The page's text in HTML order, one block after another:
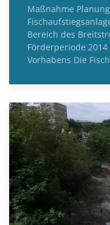
Maßnahme
Bereich des
Förderperiode
Vorhabens Die